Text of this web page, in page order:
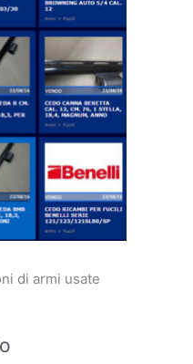
di armi usate